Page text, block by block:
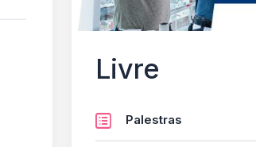
Livre
Palestras